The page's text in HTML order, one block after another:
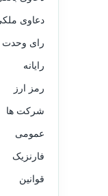
دعاوی
رای وحدت
رایانه
رمز ارز
شرکت ها
عمومی
فارنزیک
قوانین